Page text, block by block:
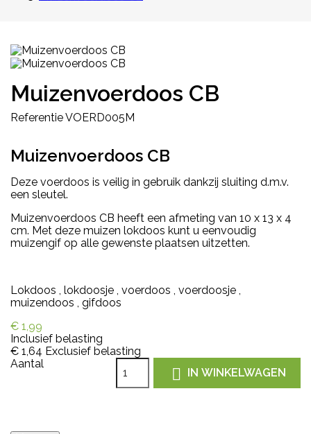
Muizenvoerdoos CB
ReferentieVOERD005M
Muizenvoerdoos CB
Deze voerdoos is veilig in gebruik dankzij sluiting d.m.v.
een sleutel.
Muizenvoerdoos CB heeft een afmeting van 10 x 13 x 4
cm. Met deze muizen lokdoos kunt u eenvoudig
muizengif op alle gewenste plaatsen uitzetten.
Lokdoos , lokdoosje , voerdoos , voerdoosje ,
muizendoos , gifdoos
€ 1,99
Inclusief belasting
€ 1,64 Exclusief belasting
Aantal
 IN WINKELWAGEN